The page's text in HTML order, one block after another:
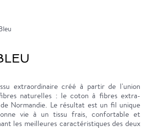
extraordinaire créé à partir de l'union
naturelles : le coton à fibres extra-
Normandie. Le résultat est un fil unique
vie à un tissu frais, confortable et
les meilleures caractéristiques des deux